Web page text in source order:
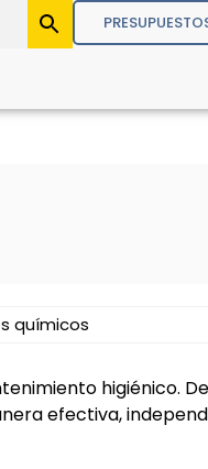
químicos
higiénico.
efectiva,